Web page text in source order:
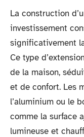
La construction
investissement
significativement
Ce type
de la maison,
et de confort. Les
l’aluminium ou le
comme la surface
lumineuse et